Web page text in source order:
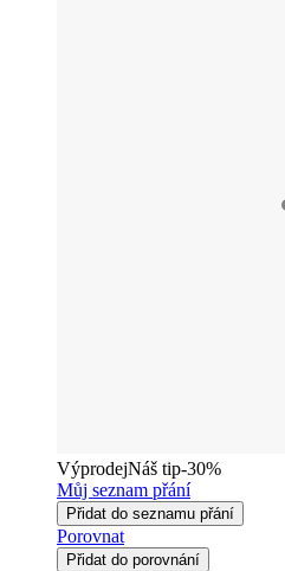
VýprodejNáš tip-30%
Můj seznam přání
Přidat do seznamu přání
Porovnat
Přidat do porovnání